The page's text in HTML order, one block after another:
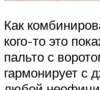
Как
кого-то это
пальто с
гармонирует с